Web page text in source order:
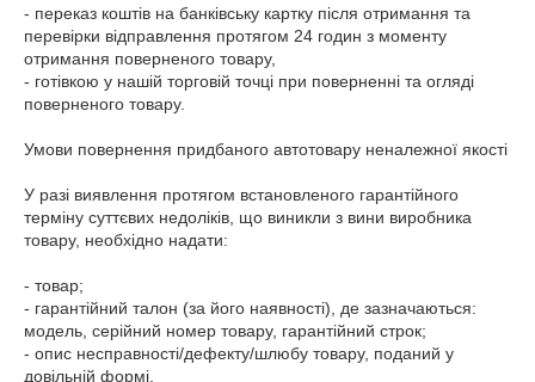
- переказ коштів на банківську картку після отримання та
перевірки відправлення протягом 24 годин з моменту
отримання поверненого товару,
- готівкою у нашій торговій точці при поверненні та огляді
поверненого товару.
Умови повернення придбаного автотовару неналежної якості
У разі виявлення протягом встановленого гарантійного
терміну суттєвих недоліків, що виникли з вини виробника
товару, необхідно надати:
- товар;
- гарантійний талон (за його наявності), де зазначаються:
модель, серійний номер товару, гарантійний строк;
- опис несправності/дефекту/шлюбу товару, поданий у
довільній формі.